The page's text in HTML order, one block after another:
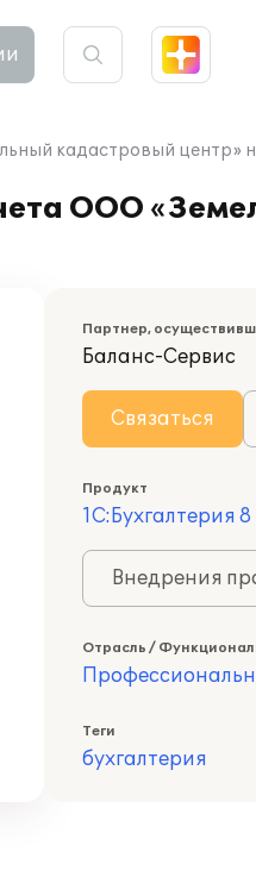
кадастровый центр»
ООО
Партнер,
Баланс-Сервис
Связаться
Продукт
1С:Бухгалтерия 8
Внедрения
Отрасль /
Теги
бухгалтерия